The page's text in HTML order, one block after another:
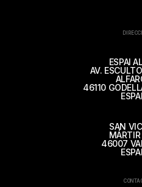
ESPAI
AV.
46110
SAN
MÁRTIR
46007